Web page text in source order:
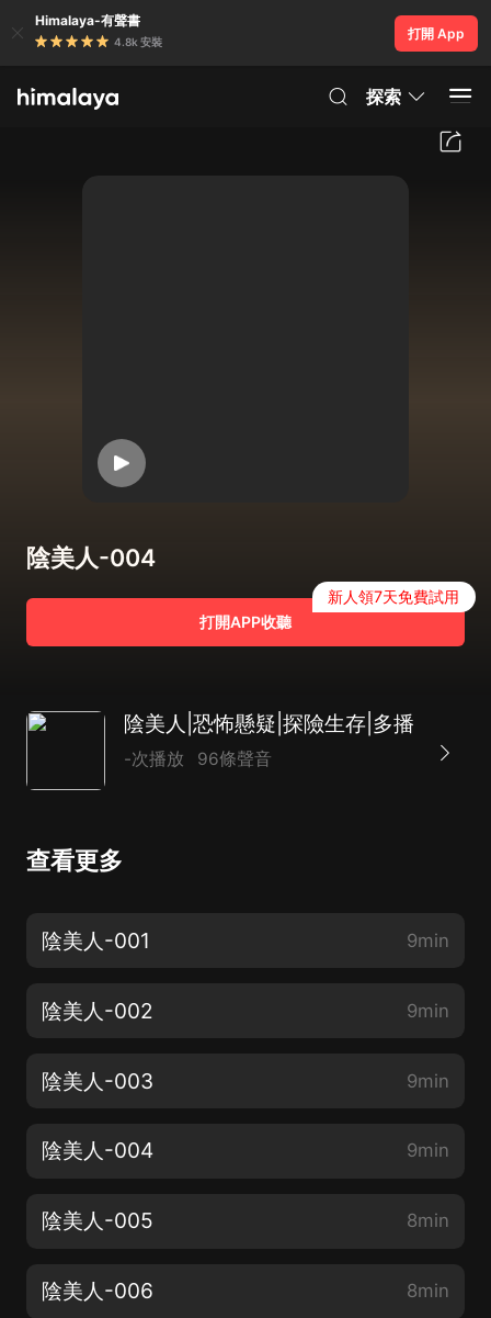
Himalaya-有聲書
4.8k 安裝
打開 App
探索
陰美人-004
打開APP收聽
新人領7天免費試用
陰美人|恐怖懸疑|探險生存|多播
-次播放 96條聲音
查看更多
陰美人-001 9min
陰美人-002 9min
陰美人-003 9min
陰美人-004 9min
陰美人-005 8min
陰美人-006 8min